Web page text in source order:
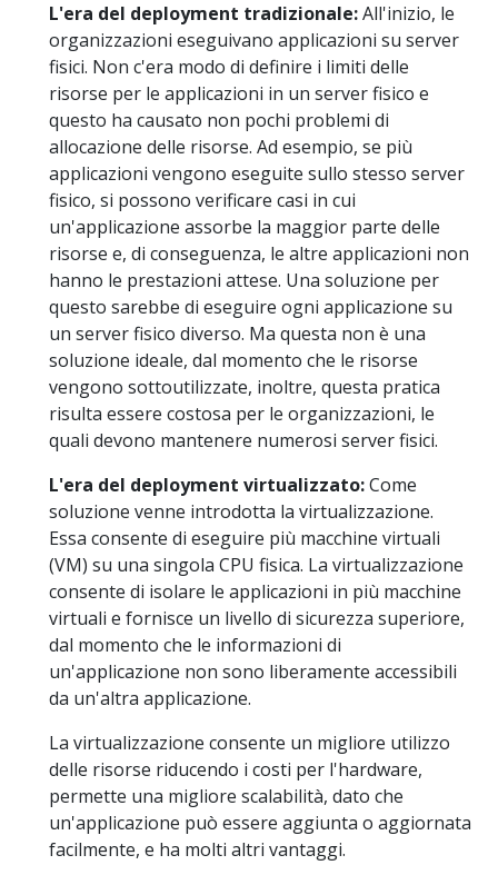
L'era del deployment tradizionale:All'inizio, le
organizzazioni eseguivano applicazioni su server
fisici. Non c'era modo di definire i limiti delle
risorse per le applicazioni in un server fisico e
questo ha causato non pochi problemi di
allocazione delle risorse. Ad esempio, se più
applicazioni vengono eseguite sullo stesso server
fisico, si possono verificare casi in cui
un'applicazione assorbe la maggior parte delle
risorse e, di conseguenza, le altre applicazioni non
hanno le prestazioni attese. Una soluzione per
questo sarebbe di eseguire ogni applicazione su
un server fisico diverso. Ma questa non è una
soluzione ideale, dal momento che le risorse
vengono sottoutilizzate, inoltre, questa pratica
risulta essere costosa per le organizzazioni, le
quali devono mantenere numerosi server fisici.
L'era del deployment virtualizzato:Come
soluzione venne introdotta la virtualizzazione.
Essa consente di eseguire più macchine virtuali
(VM) su una singola CPU fisica. La virtualizzazione
consente di isolare le applicazioni in più macchine
virtuali e fornisce un livello di sicurezza superiore,
dal momento che le informazioni di
un'applicazione non sono liberamente accessibili
da un'altra applicazione.
La virtualizzazione consente un migliore utilizzo
delle risorse riducendo i costi per l'hardware,
permette una migliore scalabilità, dato che
un'applicazione può essere aggiunta o aggiornata
facilmente, e ha molti altri vantaggi.